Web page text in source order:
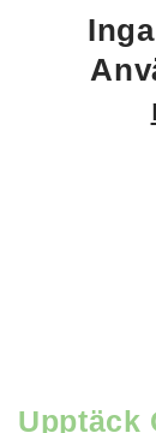
Upptäck